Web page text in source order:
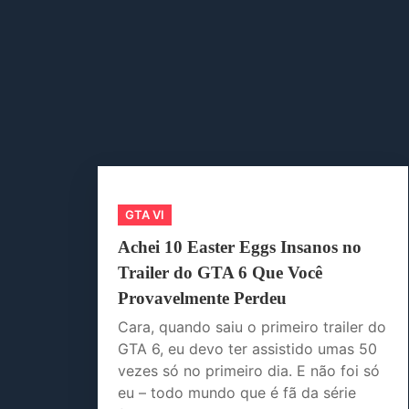
GTA VI
Achei 10 Easter Eggs Insanos no
Trailer do GTA 6 Que Você
Provavelmente Perdeu
Cara, quando saiu o primeiro trailer do
GTA 6, eu devo ter assistido umas 50
vezes só no primeiro dia. E não foi só
eu – todo mundo que é fã da série